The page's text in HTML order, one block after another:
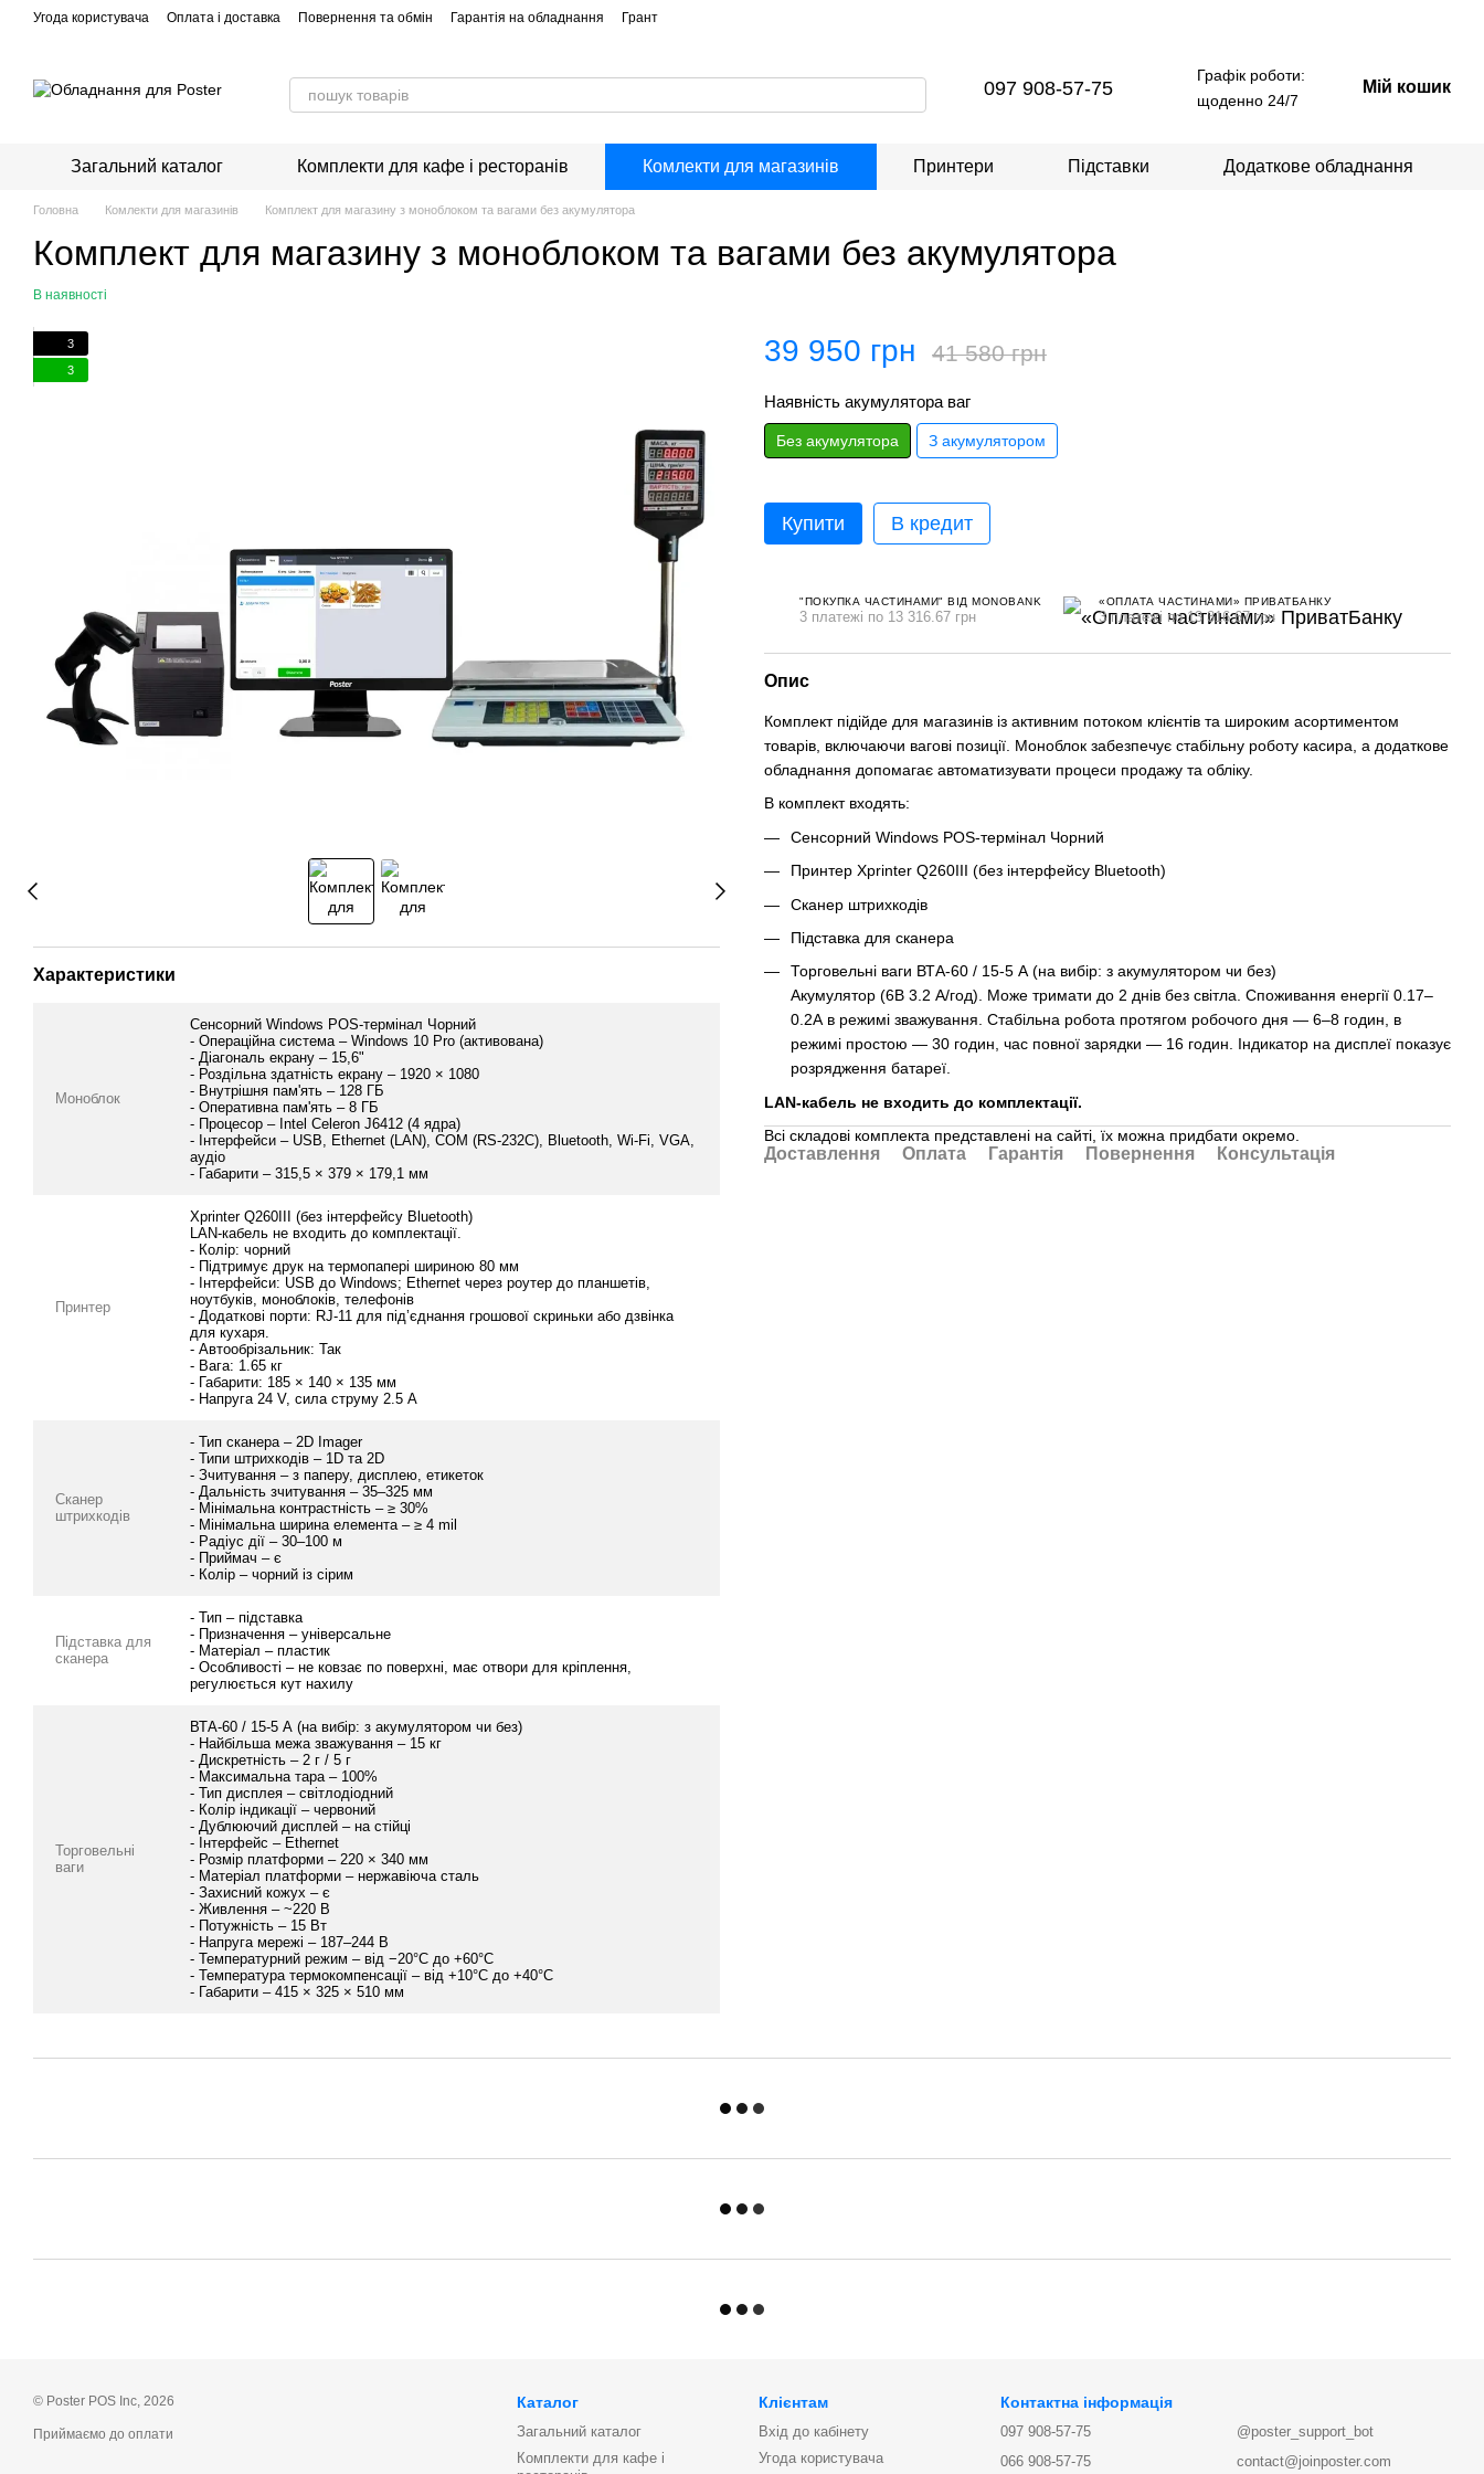
Перейти до основного контенту
Угода користувача Оплата і доставка Повернення та обмін Гарантія на обладнання Грант
097 908-57-75
Графік роботи:
щоденно 24/7
Мій кошик
Загальний каталог Комплекти для кафе і ресторанів Комлекти для магазинів Принтери Підставки Додаткове обладнання
Головна Комлекти для магазинів Комплект для магазину з моноблоком та вагами без акумулятора
Комплект для магазину з моноблоком та вагами без акумулятора
В наявності
3
3
Характеристики
Моноблок
Сенсорний Windows POS-термінал Чорний
- Операційна система – Windows 10 Pro (активована)
- Діагональ екрану – 15,6"
- Роздільна здатність екрану – 1920 × 1080
- Внутрішня пам'ять – 128 ГБ
- Оперативна пам'ять – 8 ГБ
- Процесор – Intel Celeron J6412 (4 ядра)
- Інтерфейси – USB, Ethernet (LAN), COM (RS-232C), Bluetooth, Wi-Fi, VGA,
аудіо
- Габарити – 315,5 × 379 × 179,1 мм
Принтер
Xprinter Q260III (без інтерфейсу Bluetooth)
LAN-кабель не входить до комплектації.
- Колір: чорний
- Підтримує друк на термопапері шириною 80 мм
- Інтерфейси: USB до Windows; Ethernet через роутер до планшетів,
ноутбуків, моноблоків, телефонів
- Додаткові порти: RJ-11 для під’єднання грошової скриньки або дзвінка
для кухаря.
- Автообрізальник: Так
- Вага: 1.65 кг
- Габарити: 185 × 140 × 135 мм
- Напруга 24 V, сила струму 2.5 А
Сканер
штрихкодів
- Тип сканера – 2D Imager
- Типи штрихкодів – 1D та 2D
- Зчитування – з паперу, дисплею, етикеток
- Дальність зчитування – 35–325 мм
- Мінімальна контрастність – ≥ 30%
- Мінімальна ширина елемента – ≥ 4 mil
- Радіус дії – 30–100 м
- Приймач – є
- Колір – чорний із сірим
Підставка для
сканера
- Тип – підставка
- Призначення – універсальне
- Матеріал – пластик
- Особливості – не ковзає по поверхні, має отвори для кріплення,
регулюється кут нахилу
Торговельні
ваги
ВТА-60 / 15-5 А (на вибір: з акумулятором чи без)
- Найбільша межа зважування – 15 кг
- Дискретність – 2 г / 5 г
- Максимальна тара – 100%
- Тип дисплея – світлодіодний
- Колір індикації – червоний
- Дублюючий дисплей – на стійці
- Інтерфейс – Ethernet
- Розмір платформи – 220 × 340 мм
- Матеріал платформи – нержавіюча сталь
- Захисний кожух – є
- Живлення – ~220 В
- Потужність – 15 Вт
- Напруга мережі – 187–244 В
- Температурний режим – від −20°C до +60°C
- Температура термокомпенсації – від +10°C до +40°C
- Габарити – 415 × 325 × 510 мм
39 950 грн 41 580 грн
Наявність акумулятора ваг
Без акумулятора З акумулятором
Купити В кредит
"ПОКУПКА ЧАСТИНАМИ" ВІД MONOBANK
3 платежі по 13 316.67 грн
«ОПЛАТА ЧАСТИНАМИ» ПРИВАТБАНКУ
3 платежі по 13 316.67 грн
Опис
Комплект підійде для магазинів із активним потоком клієнтів та широким асортиментом
товарів, включаючи вагові позиції. Моноблок забезпечує стабільну роботу касира, а додаткове
обладнання допомагає автоматизувати процеси продажу та обліку.
В комплект входять:
Сенсорний Windows POS-термінал Чорний
Принтер Xprinter Q260III (без інтерфейсу Bluetooth)
Сканер штрихкодів
Підставка для сканера
Торговельні ваги ВТА-60 / 15-5 А (на вибір: з акумулятором чи без)
Акумулятор (6В 3.2 А/год). Може тримати до 2 днів без світла. Споживання енергії 0.17–
0.2А в режимі зважування. Стабільна робота протягом робочого дня — 6–8 годин, в
режимі простою — 30 годин, час повної зарядки — 16 годин. Індикатор на дисплеї показує
розрядження батареї.
LAN-кабель не входить до комплектації.
Всі складові комплекта представлені на сайті, їх можна придбати окремо.
Доставлення Оплата Гарантія Повернення Консультація
© Poster POS Inc, 2026
Приймаємо до оплати
Каталог
Загальний каталог
Комплекти для кафе і
Клієнтам
Вхід до кабінету
Угода користувача
Контактна інформація
097 908-57-75
066 908-57-75
@poster_support_bot
contact@joinposter.com